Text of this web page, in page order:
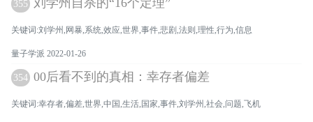
355 刘学州自杀的“16个定理”
关键词:刘学州,网暴,系统,效应,世界,事件,悲剧,法则,理性,行为,信息
量子学派 2022-01-26
354 00后看不到的真相：幸存者偏差
关键词:幸存者,偏差,世界,中国,生活,国家,事件,刘学州,社会,问题,飞机